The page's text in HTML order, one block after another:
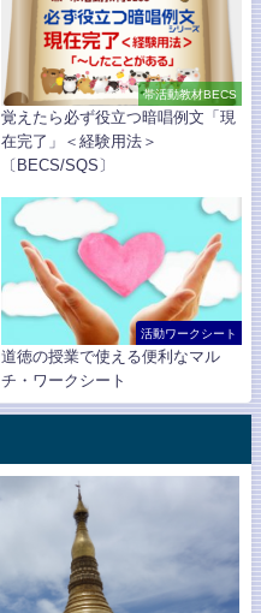
帯活動教材BECS
覚えたら必ず役立つ暗唱例文「現
在完了」＜経験用法＞
〔BECS/SQS〕
活動ワークシート
道徳の授業で使える便利なマル
チ・ワークシート